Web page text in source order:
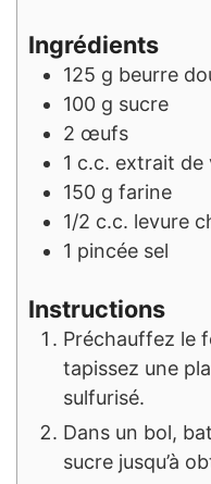
Ingrédients
125 g beurre
100 g sucre
2 œufs
1 c.c. extrait de
150 g farine
1/2 c.c. levure
1 pincée sel
Instructions
Préchauffez le
tapissez une
sulfurisé.
Dans un bol,
sucre jusqu’à